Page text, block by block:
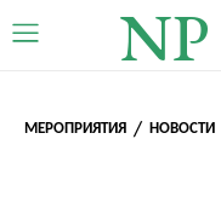
NP
МЕРОПРИЯТИЯ НОВОСТИ